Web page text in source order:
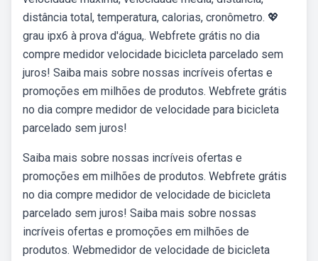
distância total, temperatura, calorias, cronômetro. 💖
grau ipx6 à prova d'água,. Webfrete grátis no dia
compre medidor velocidade bicicleta parcelado sem
juros! Saiba mais sobre nossas incríveis ofertas e
promoções em milhões de produtos. Webfrete grátis
no dia compre medidor de velocidade para bicicleta
parcelado sem juros!
Saiba mais sobre nossas incríveis ofertas e
promoções em milhões de produtos. Webfrete grátis
no dia compre medidor de velocidade de bicicleta
parcelado sem juros! Saiba mais sobre nossas
incríveis ofertas e promoções em milhões de
produtos. Webmedidor de velocidade de bicicleta